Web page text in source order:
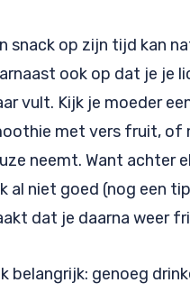
snack op zijn tijd kan
ook op dat je je
vult. Kijk je moeder
met vers fruit, of
neemt. Want achter
al niet goed (nog een
dat je daarna weer
belangrijk: genoeg